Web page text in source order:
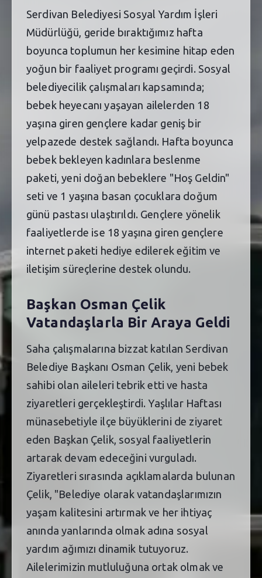
Serdivan Belediyesi Sosyal Yardım İşleri
Müdürlüğü, geride bıraktığımız hafta
boyunca toplumun her kesimine hitap eden
yoğun bir faaliyet programı geçirdi. Sosyal
belediyecilik çalışmaları kapsamında;
bebek heyecanı yaşayan ailelerden 18
yaşına giren gençlere kadar geniş bir
yelpazede destek sağlandı. Hafta boyunca
bebek bekleyen kadınlara beslenme
paketi, yeni doğan bebeklere "Hoş Geldin"
seti ve 1 yaşına basan çocuklara doğum
günü pastası ulaştırıldı. Gençlere yönelik
faaliyetlerde ise 18 yaşına giren gençlere
internet paketi hediye edilerek eğitim ve
iletişim süreçlerine destek olundu.
Başkan Osman Çelik
Vatandaşlarla Bir Araya Geldi
Saha çalışmalarına bizzat katılan Serdivan
Belediye Başkanı Osman Çelik, yeni bebek
sahibi olan aileleri tebrik etti ve hasta
ziyaretleri gerçekleştirdi. Yaşlılar Haftası
münasebetiyle ilçe büyüklerini de ziyaret
eden Başkan Çelik, sosyal faaliyetlerin
artarak devam edeceğini vurguladı.
Ziyaretleri sırasında açıklamalarda bulunan
Çelik, "Belediye olarak vatandaşlarımızın
yaşam kalitesini artırmak ve her ihtiyaç
anında yanlarında olmak adına sosyal
yardım ağımızı dinamik tutuyoruz.
Ailelerimizin mutluluğuna ortak olmak ve